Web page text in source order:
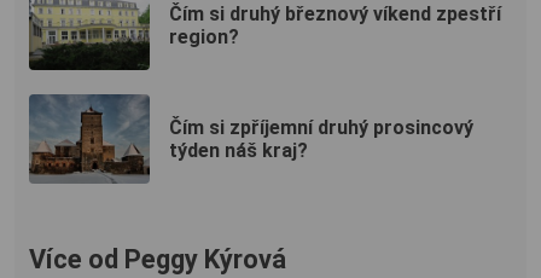
Čím si druhý březnový víkend zpestří
region?
Čím si zpříjemní druhý prosincový
týden náš kraj?
Více od Peggy Kýrová